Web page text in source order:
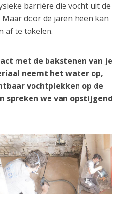
barrière die vocht uit de
door de jaren heen kan
af te takelen.
met de bakstenen van je
neemt het water op,
vochtplekken op de
spreken we van opstijgend